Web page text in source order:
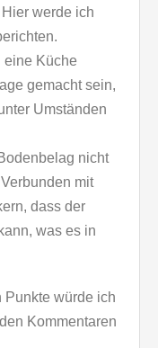
werde ich
eine Küche
gemacht sein,
Umständen
nicht
mit
dass der
was es in
Punkte würde ich
Kommentaren